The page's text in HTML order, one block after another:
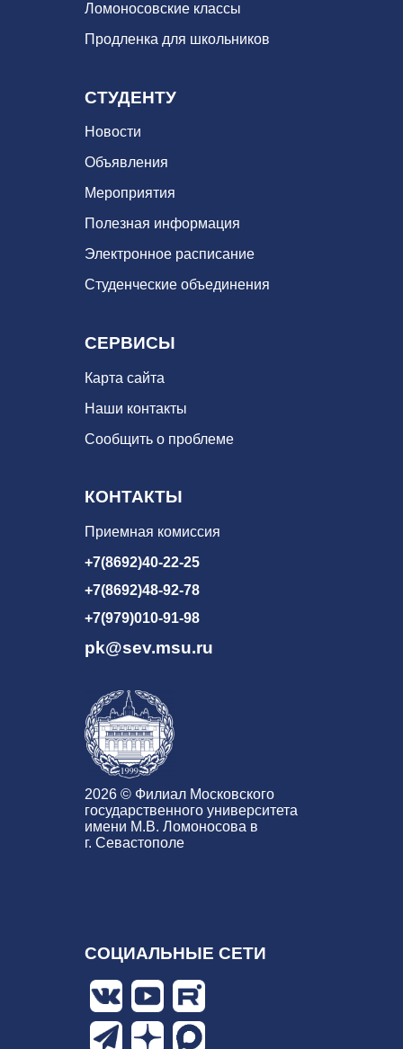
Ломоносовские классы
Продленка для школьников
СТУДЕНТУ
Новости
Объявления
Мероприятия
Полезная информация
Электронное расписание
Студенческие объединения
СЕРВИСЫ
Карта сайта
Наши контакты
Сообщить о проблеме
КОНТАКТЫ
Приемная комиссия
+7(8692)40-22-25
+7(8692)48-92-78
+7(979)010-91-98
pk@sev.msu.ru
2026 © Филиал Московского
государственного университета
имени М.В. Ломоносова в
г. Севастополе
СОЦИАЛЬНЫЕ СЕТИ